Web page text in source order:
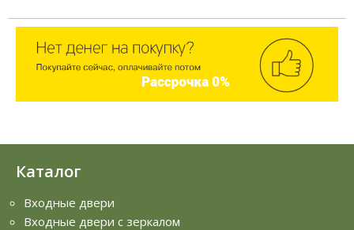
Каталог
Входные двери
Входные двери с зеркалом